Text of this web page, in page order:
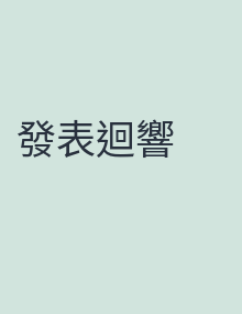
發表迴響